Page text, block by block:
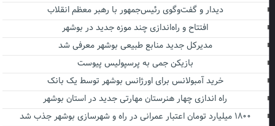
دیدار و گفت‌وگوی رئیس‌جمهور با رهبر معظم انقلاب
افتتاح و راه‌اندازی چند موزه جدید در بوشهر
مدیرکل جدید منابع طبیعی بوشهر معرفی شد
بازیکن جمی به پرسپولیس پیوست
خرید آمبولانس برای اورژانس بوشهر توسط یک بانک
راه اندازی چهار هنرستان مهارتی جدید در استان بوشهر
۱۸۰۰ میلیارد تومان اعتبار عمرانی در راه و شهرسازی بوشهر جذب شد